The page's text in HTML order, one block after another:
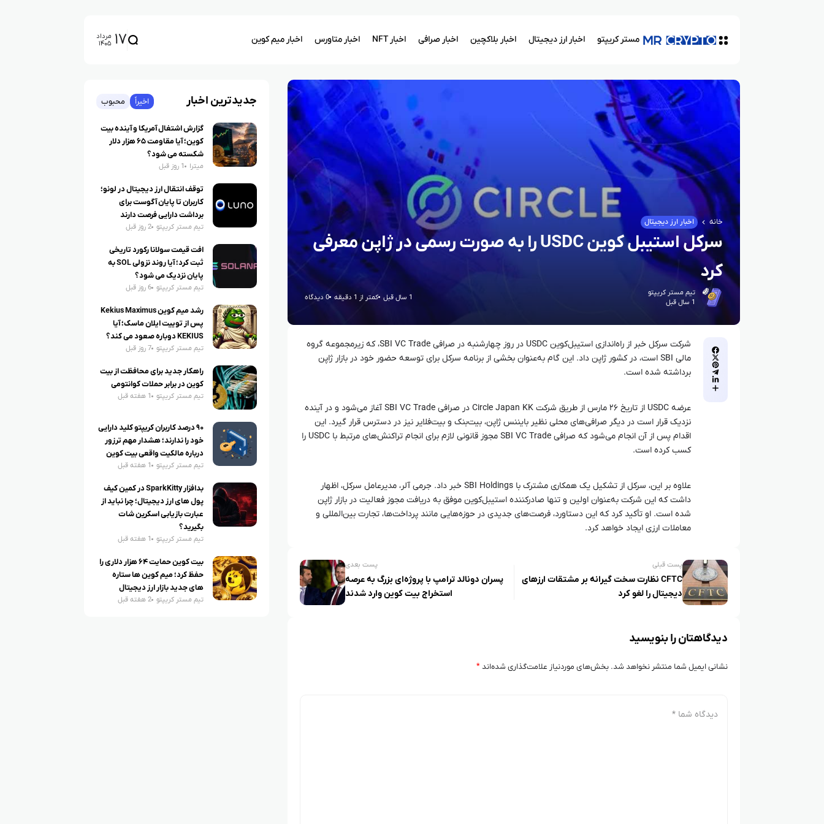
مستر کریپتو اخبار ارز دیجیتال اخبار بلاکچین اخبار صرافی اخبار NFT اخبار متاورس اخبار میم کوین ۱۷ مرداد
۱۴۰۵
خانه اخبار ارز دیجیتال
سرکل استیبل‌ کوین USDC را به‌ صورت رسمی در ژاپن معرفی
کرد
تیم مستر کریپتو
1 سال قبل
1 سال قبل کمتر از 1 دقیقه 0 دیدگاه
شرکت سرکل خبر از راه‌اندازی استیبل‌کوین USDC در روز چهارشنبه در صرافی SBI VC Trade، که زیرمجموعه گروه
مالی SBI است، در کشور ژاپن داد. این گام به‌عنوان بخشی از برنامه سرکل برای توسعه حضور خود در بازار ژاپن
برداشته شده است.
عرضه USDC از تاریخ ۲۶ مارس از طریق شرکت Circle Japan KK در صرافی SBI VC Trade آغاز می‌شود و در آینده
نزدیک قرار است در دیگر صرافی‌های محلی نظیر بایننس ژاپن، بیت‌بنک و بیت‌فلایر نیز در دسترس قرار گیرد. این
اقدام پس از آن انجام می‌شود که صرافی SBI VC Trade مجوز قانونی لازم برای انجام تراکنش‌های مرتبط با USDC را
کسب کرده است.
علاوه بر این، سرکل از تشکیل یک همکاری مشترک با SBI Holdings خبر داد. جرمی آلر، مدیرعامل سرکل، اظهار
داشت که این شرکت به‌عنوان اولین و تنها صادرکننده استیبل‌کوین موفق به دریافت مجوز فعالیت در بازار ژاپن
شده است. او تأکید کرد که این دستاورد، فرصت‌های جدیدی در حوزه‌هایی مانند پرداخت‌ها، تجارت بین‌المللی و
معاملات ارزی ایجاد خواهد کرد.
پست قبلی
CFTC نظارت سخت‌ گیرانه بر مشتقات ارزهای
دیجیتال را لغو کرد
پست بعدی
پسران دونالد ترامپ با پروژه‌ای بزرگ به عرصه
استخراج بیت‌ کوین وارد شدند
دیدگاهتان را بنویسید
نشانی ایمیل شما منتشر نخواهد شد. بخش‌های موردنیاز علامت‌گذاری شده‌اند*
جدیدترین اخبار اخیراً محبوب
گزارش اشتغال آمریکا و آینده بیت
کوین؛ آیا مقاومت ۶۵ هزار دلار
شکسته می شود؟
میترا 1 روز قبل
توقف انتقال ارز دیجیتال در لونو؛
کاربران تا پایان آگوست برای
برداشت دارایی فرصت دارند
تیم مستر کریپتو 2 روز قبل
افت قیمت سولانا رکورد تاریخی
ثبت کرد؛ آیا روند نزولی SOL به
پایان نزدیک می شود؟
تیم مستر کریپتو 6 روز قبل
رشد میم کوین Kekius Maximus
پس از توییت ایلان ماسک؛ آیا
KEKIUS دوباره صعود می کند؟
تیم مستر کریپتو 7 روز قبل
راهکار جدید برای محافظت از بیت
کوین در برابر حملات کوانتومی
تیم مستر کریپتو 1 هفته قبل
۹۰ درصد کاربران کریپتو کلید دارایی
خود را ندارند؛ هشدار مهم ترزور
درباره مالکیت واقعی بیت کوین
تیم مستر کریپتو 1 هفته قبل
بدافزار SparkKitty در کمین کیف
پول های ارز دیجیتال؛ چرا نباید از
عبارت بازیابی اسکرین شات
بگیرید؟
تیم مستر کریپتو 1 هفته قبل
بیت کوین حمایت ۶۴ هزار دلاری را
حفظ کرد؛ میم کوین ها ستاره
های جدید بازار ارز دیجیتال
تیم مستر کریپتو 2 هفته قبل